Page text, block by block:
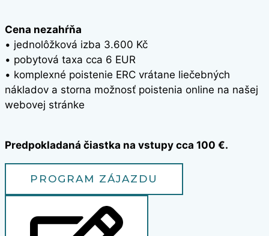
Cena nezahŕňa
• jednolôžková izba 3.600 Kč
• pobytová taxa cca 6 EUR
• komplexné poistenie ERC vrátane liečebných
nákladov a storna možnosť poistenia online na našej
webovej stránke
Predpokladaná čiastka na vstupy cca 100 €.
PROGRAM ZÁJAZDU